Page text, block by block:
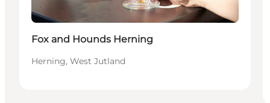
Fox and Hounds Herning
Herning, West Jutland